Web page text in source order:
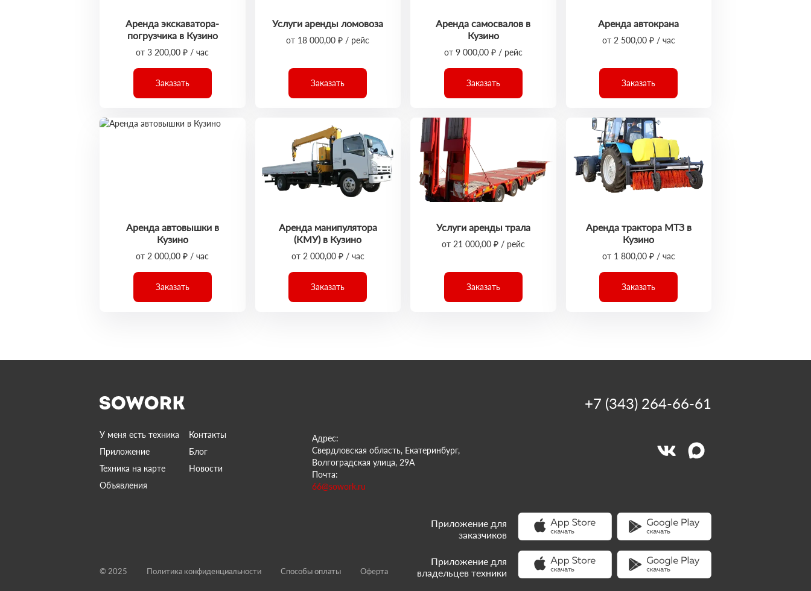
Аренда экскаватора-
погрузчика в Кузино
от 3 200,00 ₽ / час
Заказать
Услуги аренды ломовоза
от 18 000,00 ₽ / рейс
Заказать
Аренда самосвалов в
Кузино
от 9 000,00 ₽ / рейс
Заказать
Аренда автокрана
от 2 500,00 ₽ / час
Заказать
Аренда автовышки в
Кузино
от 2 000,00 ₽ / час
Заказать
Аренда манипулятора
(КМУ) в Кузино
от 2 000,00 ₽ / час
Заказать
Услуги аренды трала
от 21 000,00 ₽ / рейс
Заказать
Аренда трактора МТЗ в
Кузино
от 1 800,00 ₽ / час
Заказать
У меня есть техника
Контакты
Приложение
Блог
Техника на карте
Новости
Объявления
Адрес:
Свердловская область, Екатеринбург,
Волгоградская улица, 29А
Почта:
66@sowork.ru
+7 (343) 264-66-61
© 2025 Политика конфиденциальности Способы оплаты Оферта
Приложение для
заказчиков
Приложение для
владельцев техники